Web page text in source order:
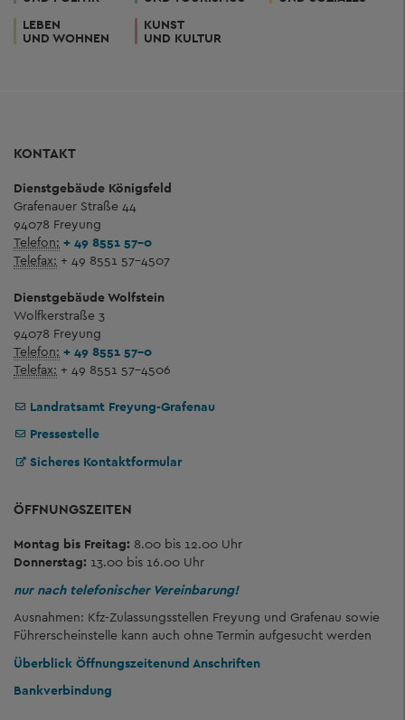
LEBEN
UND WOHNEN
KUNST
UND KULTUR
KONTAKT
Dienstgebäude Königsfeld
Grafenauer Straße 44
94078 Freyung
Telefon: + 49 8551 57-0
Telefax: + 49 8551 57-4507
Dienstgebäude Wolfstein
Wolfkerstraße 3
94078 Freyung
Telefon: + 49 8551 57-0
Telefax: + 49 8551 57-4506
Landratsamt Freyung-Grafenau
Pressestelle
Sicheres Kontaktformular
ÖFFNUNGSZEITEN
Montag bis Freitag: 8.00 bis 12.00 Uhr
Donnerstag: 13.00 bis 16.00 Uhr
nur nach telefonischer Vereinbarung!
Ausnahmen: Kfz-Zulassungsstellen Freyung und Grafenau sowie
Führerscheinstelle kann auch ohne Termin aufgesucht werden
Überblick Öffnungszeitenund Anschriften
Bankverbindung